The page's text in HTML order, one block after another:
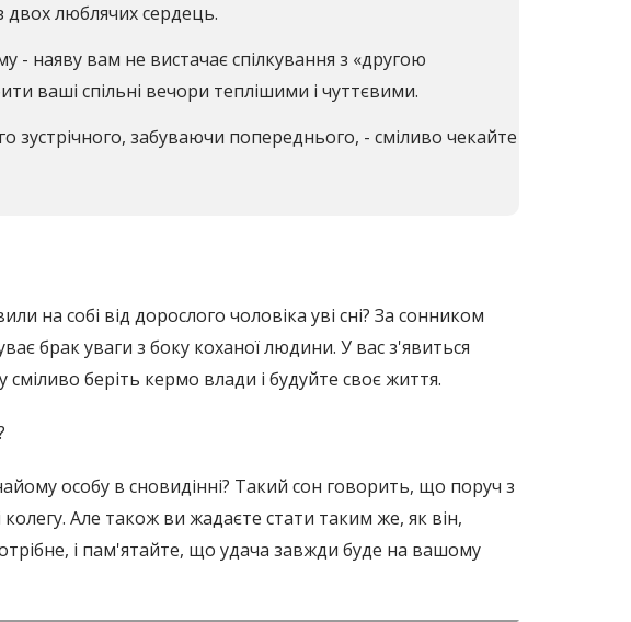
двох люблячих сердець.
наяву вам не вистачає спілкування з «другою
ваші спільні вечори теплішими і чуттєвими.
зустрічного, забуваючи попереднього, - сміливо чекайте
на собі від дорослого чоловіка уві сні? За сонником
брак уваги з боку коханої людини. У вас з'явиться
беріть кермо влади і будуйте своє життя.
особу в сновидінні? Такий сон говорить, що поруч з
Але також ви жадаєте стати таким же, як він,
і пам'ятайте, що удача завжди буде на вашому